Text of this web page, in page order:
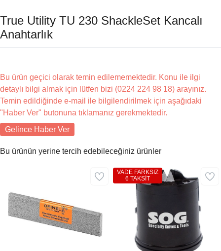
True Utility TU 230 ShackleSet Kancalı
Anahtarlık
Bu ürün geçici olarak temin edilememektedir. Konu ile ilgi
detaylı bilgi almak için lütfen bizi (0224 224 98 18) arayınız.
Temin edildiğinde e-mail ile bilgilendirilmek için aşağıdaki
"Haber Ver" butonuna tıklamanız gerekmektedir.
Gelince Haber Ver
Bu ürünün yerine tercih edebileceğiniz ürünler
VADE FARKSIZ
6 TAKSİT